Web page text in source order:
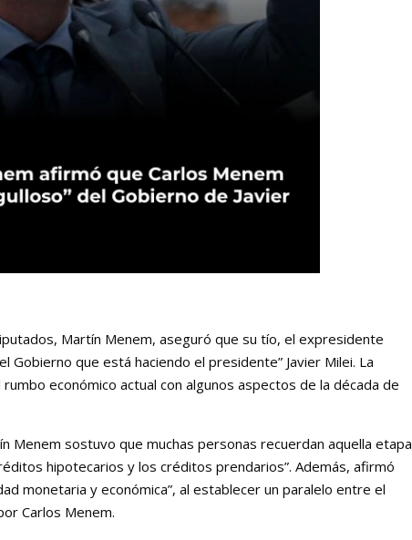
Martín Menem, aseguró que su tío, el expresidente
Gobierno que está haciendo el presidente” Javier Milei. La
económico actual con algunos aspectos de la década de
Menem sostuvo que muchas personas recuerdan aquella etapa
hipotecarios y los créditos prendarios”. Además, afirmó
monetaria y económica”, al establecer un paralelo entre el
Carlos Menem.